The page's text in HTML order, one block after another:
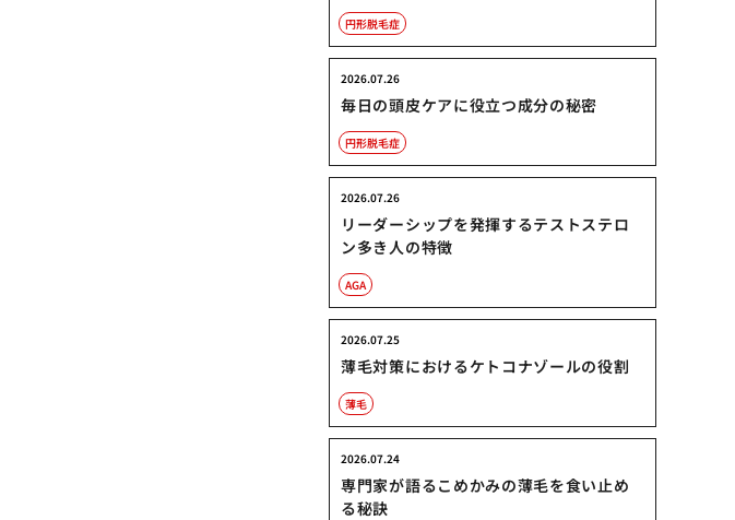
円形脱毛症
毎日の頭皮ケアに役立つ成分の秘密
2026.07.26
円形脱毛症
リーダーシップを発揮するテストステロ
ン多き人の特徴
2026.07.26
AGA
薄毛対策におけるケトコナゾールの役割
2026.07.25
薄毛
専門家が語るこめかみの薄毛を食い止め
る秘訣
2026.07.24